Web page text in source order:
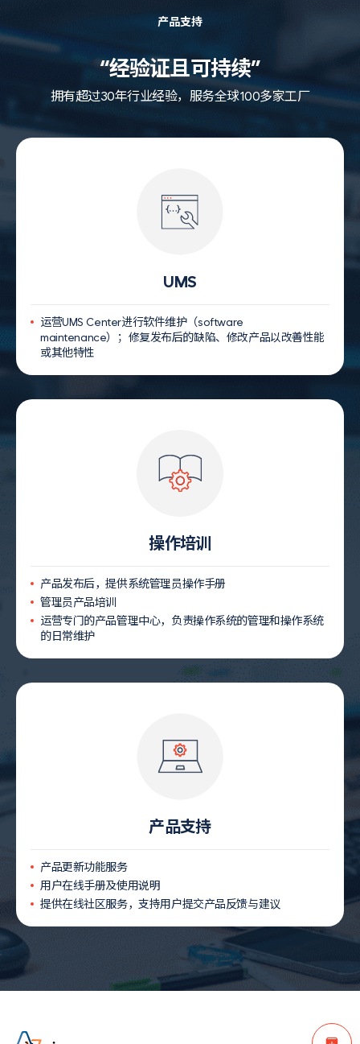
产品支持
“经验证且可持续”
拥有超过30年行业经验，服务全球100多家工厂
UMS
运营UMS Center进行软件维护（software
maintenance）；修复发布后的缺陷、修改产品以改善性能
或其他特性
操作培训
产品发布后，提供系统管理员操作手册
管理员产品培训
运营专门的产品管理中心，负责操作系统的管理和操作系统
的日常维护
产品支持
产品更新功能服务
用户在线手册及使用说明
提供在线社区服务，支持用户提交产品反馈与建议